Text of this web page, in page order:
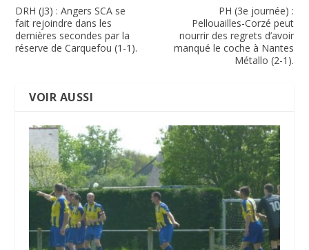
DRH (J3) : Angers SCA se
fait rejoindre dans les
dernières secondes par la
réserve de Carquefou (1-1).
PH (3e journée) :
Pellouailles-Corzé peut
nourrir des regrets d’avoir
manqué le coche à Nantes
Métallo (2-1).
VOIR AUSSI